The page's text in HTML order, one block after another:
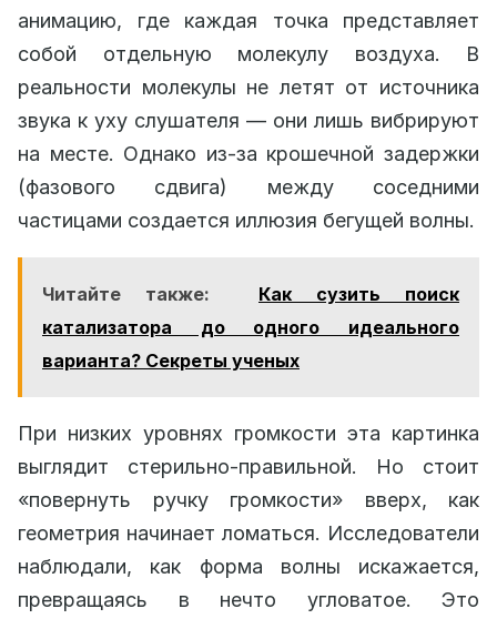
анимацию, где каждая точка представляет
собой отдельную молекулу воздуха. В
реальности молекулы не летят от источника
звука к уху слушателя — они лишь вибрируют
на месте. Однако из-за крошечной задержки
(фазового сдвига) между соседними
частицами создается иллюзия бегущей волны.
Читайте также:
Как сузить поиск
катализатора до одного идеального
варианта? Секреты ученых
При низких уровнях громкости эта картинка
выглядит стерильно-правильной. Но стоит
«повернуть ручку громкости» вверх, как
геометрия начинает ломаться. Исследователи
наблюдали, как форма волны искажается,
превращаясь в нечто угловатое. Это